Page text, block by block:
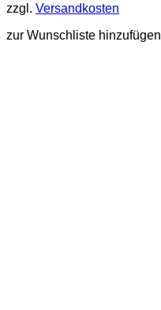
Optionen
können
auf
zzgl. Versandkosten
zur Wunschliste hinzufügen